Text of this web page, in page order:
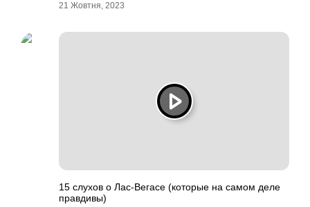
21 Жовтня, 2023
15 слухов о Лас-Вегасе (которые на самом деле
правдивы)